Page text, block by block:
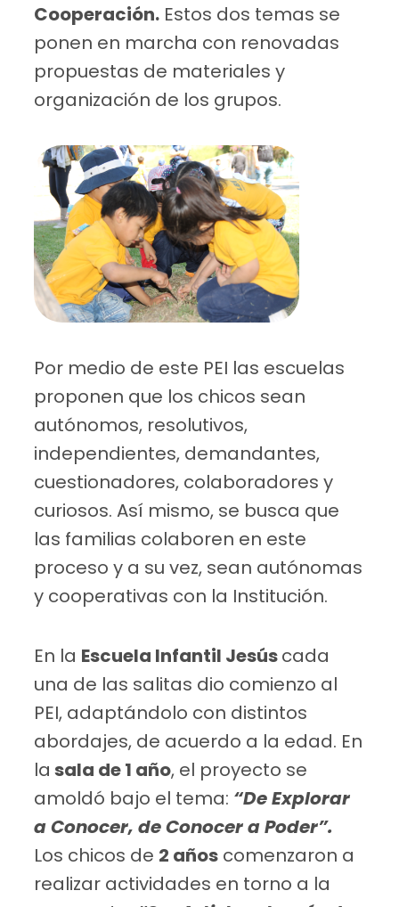
Cooperación. Estos dos temas se
ponen en marcha con renovadas
propuestas de materiales y
organización de los grupos.
Por medio de este PEI las escuelas
proponen que los chicos sean
autónomos, resolutivos,
independientes, demandantes,
cuestionadores, colaboradores y
curiosos. Así mismo, se busca que
las familias colaboren en este
proceso y a su vez, sean autónomas
y cooperativas con la Institución.
En la Escuela Infantil Jesúscada
una de las salitas dio comienzo al
PEI, adaptándolo con distintos
abordajes, de acuerdo a la edad. En
la sala de 1 año, el proyecto se
amoldó bajo el tema: “De Explorar
a Conocer, de Conocer a Poder”.
Los chicos de 2 años comenzaron a
realizar actividades en torno a la